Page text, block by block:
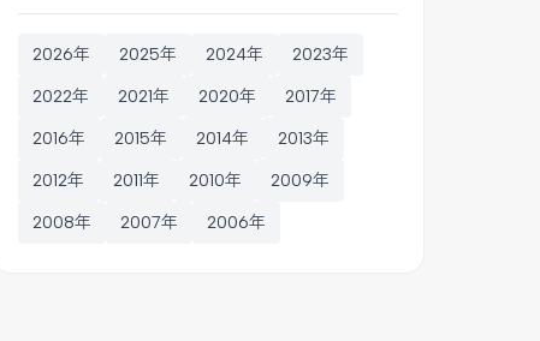
2026年 2025年 2024年 2023年
2022年 2021年 2020年 2017年
2016年 2015年 2014年 2013年
2012年 2011年 2010年 2009年
2008年 2007年 2006年